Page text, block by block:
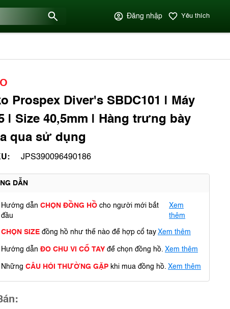
Đăng nhập Yêu thích
Prospex Diver's SBDC101 | Máy
| Size 40,5mm | Hàng trưng bày
qua sử dụng
JPS390096490186
DẪN
Hướng dẫn CHỌN ĐỒNG HỒ cho người mới bắt
đầu
Xem
thêm
CHỌN SIZE đồng hồ như thế nào để hợp cổ tay Xem thêm
Hướng dẫn ĐO CHU VI CỔ TAY để chọn đồng hồ. Xem thêm
Những CÂU HỎI THƯỜNG GẶP khi mua đồng hồ. Xem thêm